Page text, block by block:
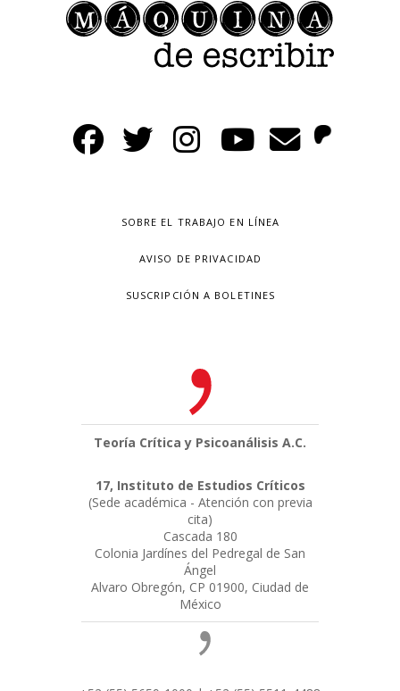
SOBRE EL TRABAJO EN LÍNEA
AVISO DE PRIVACIDAD
SUSCRIPCIÓN A BOLETINES
Teoría Crítica y Psicoanálisis A.C.
17, Instituto de Estudios Críticos
(Sede académica - Atención con previa
cita)
Cascada 180
Colonia Jardínes del Pedregal de San
Ángel
Alvaro Obregón, CP 01900, Ciudad de
México